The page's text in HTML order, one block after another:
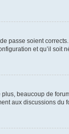
passe soient
et qu’il soit
beaucoup de
aux discussions du